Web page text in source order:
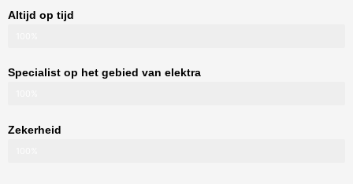
Altijd op tijd
Specialist op het gebied van elektra
Zekerheid